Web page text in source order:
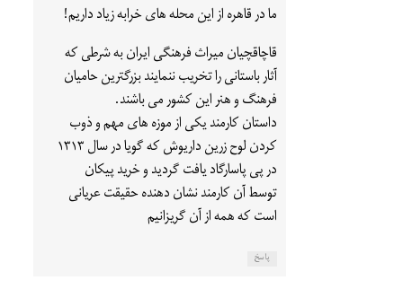
ما در قاهره از این محله های خرابه زیاد داریم!
قاچاقچیان میراث فرهنگی ایران به شرطی که
آثار باستانی را تخریب ننمایند بزرگترین حامیان
فرهنگ و هنر این کشور می باشند.
داستان کارمند یکی از موزه های مهم و ذوب
کردن لوح زرین داریوش که گویا در سال ۱۳۱۳
در پی پاسارگاد یافت گردید و خرید پیکان
توسط آن کارمند نشان دهنده حقیقت عریانی
است که همه از آن گریزانیم
پاسخ